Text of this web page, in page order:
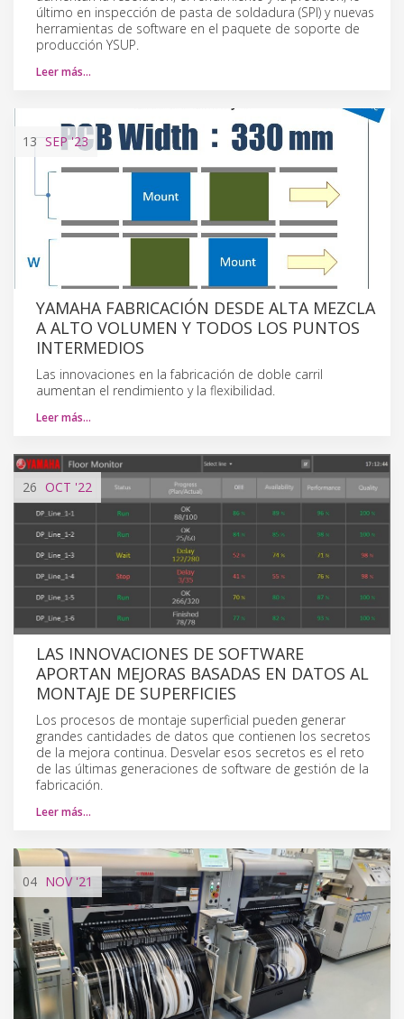
último en inspección de pasta de soldadura (SPI) y nuevas
herramientas de software en el paquete de soporte de
producción YSUP.
Leer más…
13 SEP'23
YAMAHA FABRICACIÓN DESDE ALTA MEZCLA
A ALTO VOLUMEN Y TODOS LOS PUNTOS
INTERMEDIOS
Las innovaciones en la fabricación de doble carril
aumentan el rendimiento y la flexibilidad.
Leer más…
26 OCT '22
LAS INNOVACIONES DE SOFTWARE
APORTAN MEJORAS BASADAS EN DATOS AL
MONTAJE DE SUPERFICIES
Los procesos de montaje superficial pueden generar
grandes cantidades de datos que contienen los secretos
de la mejora continua. Desvelar esos secretos es el reto
de las últimas generaciones de software de gestión de la
fabricación.
Leer más…
04 NOV'21